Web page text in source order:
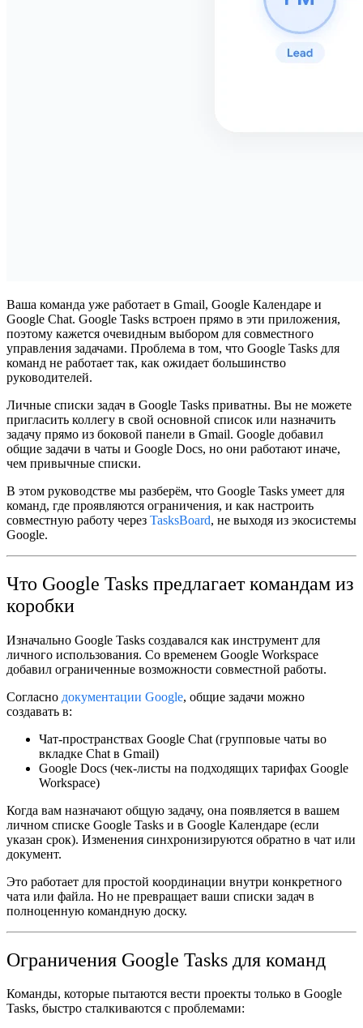
Ваша команда уже работает в Gmail, Google Календаре и
Google Chat. Google Tasks встроен прямо в эти приложения,
поэтому кажется очевидным выбором для совместного
управления задачами. Проблема в том, что Google Tasks для
команд не работает так, как ожидает большинство
руководителей.
Личные списки задач в Google Tasks приватны. Вы не можете
пригласить коллегу в свой основной список или назначить
задачу прямо из боковой панели в Gmail. Google добавил
общие задачи в чаты и Google Docs, но они работают иначе,
чем привычные списки.
В этом руководстве мы разберём, что Google Tasks умеет для
команд, где проявляются ограничения, и как настроить
совместную работу через TasksBoard, не выходя из экосистемы
Google.
Что Google Tasks предлагает командам из
коробки
Изначально Google Tasks создавался как инструмент для
личного использования. Со временем Google Workspace
добавил ограниченные возможности совместной работы.
Согласно документации Google, общие задачи можно
создавать в:
Чат-пространствах Google Chat (групповые чаты во
вкладке Chat в Gmail)
Google Docs (чек-листы на подходящих тарифах Google
Workspace)
Когда вам назначают общую задачу, она появляется в вашем
личном списке Google Tasks и в Google Календаре (если
указан срок). Изменения синхронизируются обратно в чат или
документ.
Это работает для простой координации внутри конкретного
чата или файла. Но не превращает ваши списки задач в
полноценную командную доску.
Ограничения Google Tasks для команд
Команды, которые пытаются вести проекты только в Google
Tasks, быстро сталкиваются с проблемами: